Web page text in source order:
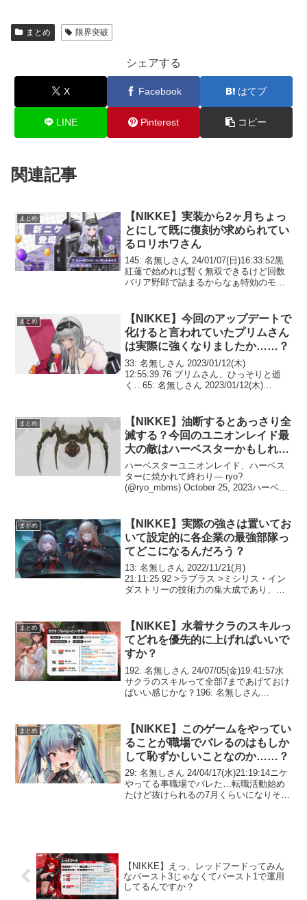
まとめ 限界突破
シェアする
X Facebook はてブ
LINE Pinterest コピー
関連記事
まとめ
【NIKKE】実装から2ヶ月ちょっ
とにして既に復刻が求められてい
るロリホワさん
145: 名無しさん 24/01/07(日)16:33:52黒
紅蓮で始めれば暫く無双できるけど回数
バリア野郎で詰まるからなぁ特効のモダ
24/01/07(日)16:35:02>>...
まとめ
【NIKKE】今回のアップデートで
化けると言われていたプリムさん
は実際に強くなりましたか……？
33: 名無しさん 2023/01/12(木)
12:55:39.76 プリムさん、ひっそりと逝
く…65: 名無しさん 2023/01/12(木)
まとめ
【NIKKE】油断するとあっさり全
滅する？今回のユニオンレイド最
大の敵はハーベスターかもしれな
い
ハーベスターユニオンレイド、ハーベス
ターに焼かれて終わり— ryo?
(@ryo_mbms) October 25, 2023ハーベス
まとめ
【NIKKE】実際の強さは置いてお
いて設定的に各企業の最強部隊っ
てどこになるんだろう？
13: 名無しさん 2022/11/21(月)
21:11:25.92 >ラプラス >ミシリス・イン
ダストリーの技術力の集大成であり、ミ
のために製造された最初のニケ。...
まとめ
【NIKKE】水着サクラのスキルっ
てどれを優先的に上げればいいで
すか？
192: 名無しさん 24/07/05(金)19:41:57水
サクラのスキルって全部7まであげておけ
ばいい感じかな？196: 名無しさん
まとめ
【NIKKE】このゲームをやってい
ることが職場でバレるのはもしか
して恥ずかしいことなのか……？
29: 名無しさん 24/04/17(水)21:19:14ニケ
やってる事職場でバレた…転職活動始め
たけど抜けられるの7月くらいになりそ
【NIKKE】えっ、レッドフードってみん
なバースト3じゃなくてバースト1で運用
してるんですか？